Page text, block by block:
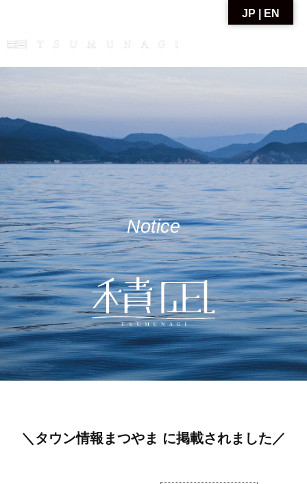
を
ス
プ
Notice
＼タウン情報まつやま に掲載されました／
JP | EN